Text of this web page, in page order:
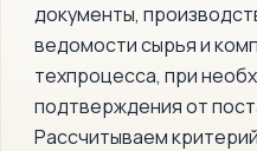
документы,
ведомости сырья и
техпроцесса, при
подтверждения от
Рассчитываем